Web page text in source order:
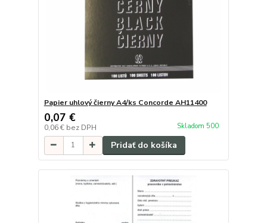
Papier uhlový čierny A4/ks Concorde AH11400
0,07 €
0,06 € bez DPH Skladom 500
Pridať do košíka